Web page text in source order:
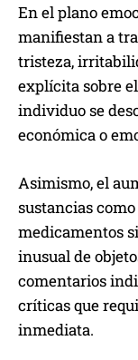
En el plano
manifiestan a
tristeza,
explícita sobre
individuo se
económica o
Asimismo, el
sustancias
medicamentos
inusual de
comentarios
críticas que
inmediata.